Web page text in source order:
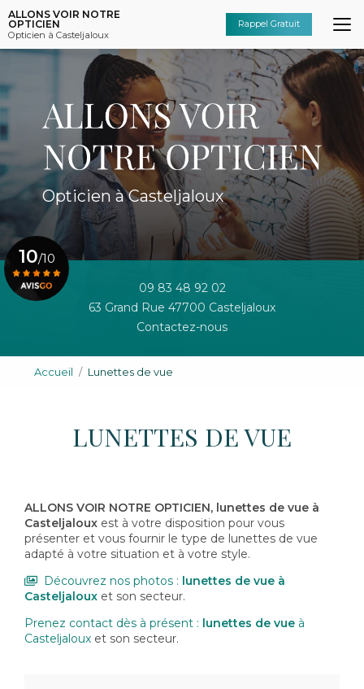
Aller
au
contenu
principal
ALLONS VOIR NOTRE
OPTICIEN
Opticien à Casteljaloux
Rappel Gratuit
Opticien à Casteljaloux
09 83 48 92 02
63 Grand Rue 47700 Casteljaloux
Contactez-nous
10/10
Accueil Lunettes de vue
LUNETTES DE VUE
ALLONS VOIR NOTRE OPTICIEN, lunettes de vue à
Casteljaloux est à votre disposition pour vous
présenter et vous fournir le type de lunettes de vue
adapté à votre situation et à votre style.
Découvrez nos photos : lunettes de vue à
Casteljaloux et son secteur.
Prenez contact dès à présent : lunettes de vue à
Casteljaloux et son secteur.